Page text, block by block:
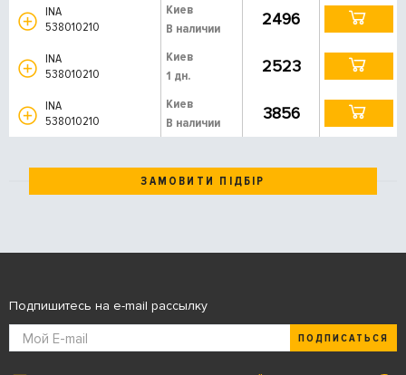
INA
538010210
Киев
В наличии
2496
INA
538010210
Киев
1 дн.
2523
INA
538010210
Киев
В наличии
3856
ЗАМОВИТИ ПІДБІР
Подпишитесь на e-mail рассылку
ПОДПИСАТЬСЯ